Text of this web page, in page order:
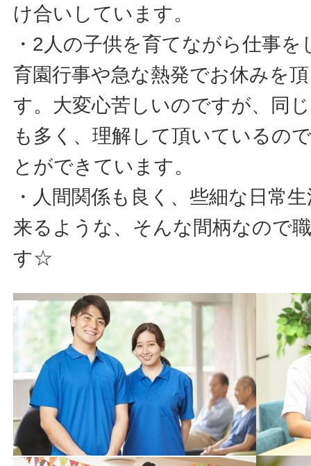
け合いしています。
・2人の子供を育てながら仕事
育園行事や急な熱発でお休みを
す。大変心苦しいのですが、同
も多く、理解して頂いているの
とができています。
・人間関係も良く、些細な日常
来るような、そんな間柄なので
す☆